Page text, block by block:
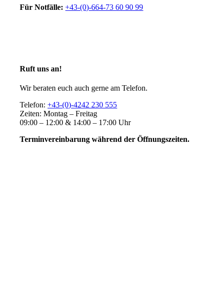
Für Notfälle: +43-(0)-664-73 60 90 99
Ruft uns an!
Wir beraten euch auch gerne am Telefon.
Telefon:+43-(0)-4242 230 555
Zeiten: Montag – Freitag
09:00 – 12:00 & 14:00 – 17:00 Uhr
Terminvereinbarung während der Öffnungszeiten.